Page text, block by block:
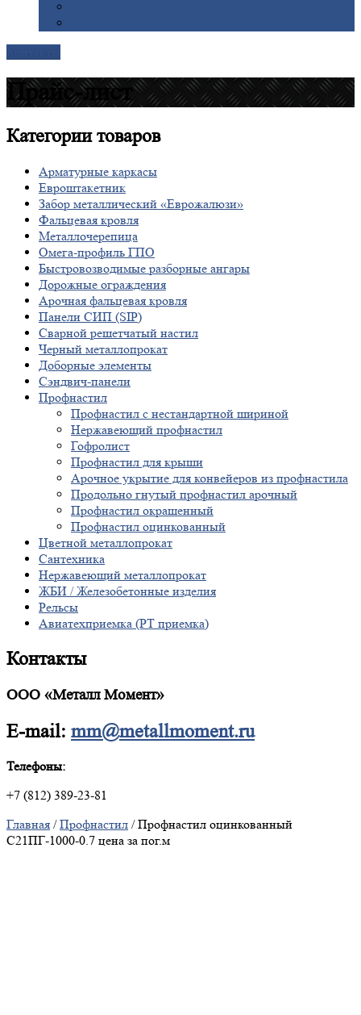
Прайс-лист
Категориитоваров
Арматурные каркасы
Евроштакетник
Забор металлический «Еврожалюзи»
Фальцевая кровля
Металлочерепица
Омега-профиль ГПО
Быстровозводимые разборные ангары
Дорожные ограждения
Арочная фальцевая кровля
Панели СИП (SIP)
Сварной решетчатый настил
Черный металлопрокат
Доборные элементы
Сэндвич-панели
Профнастил
Профнастил с нестандартной шириной
Нержавеющий профнастил
Гофролист
Профнастил для крыши
Арочное укрытие для конвейеров из профнастила
Продольно гнутый профнастил арочный
Профнастил окрашенный
Профнастил оцинкованный
Цветной металлопрокат
Сантехника
Нержавеющий металлопрокат
ЖБИ / Железобетонные изделия
Рельсы
Авиатехприемка (РТ приемка)
Контакты
ООО «Металл Момент»
E-mail: mm@metallmoment.ru
Телефоны:
+7 (812) 389-23-81
Главная /Профнастил / Профнастил оцинкованный
С21ПГ-1000-0.7 цена за пог.м